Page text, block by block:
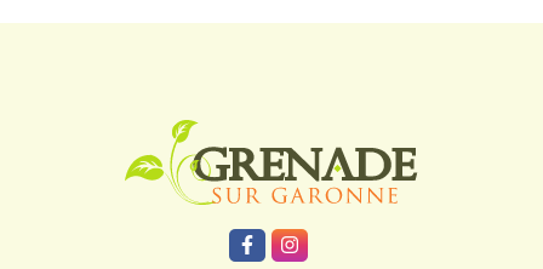
Lien vers le compte Facebook
Lien vers le compte